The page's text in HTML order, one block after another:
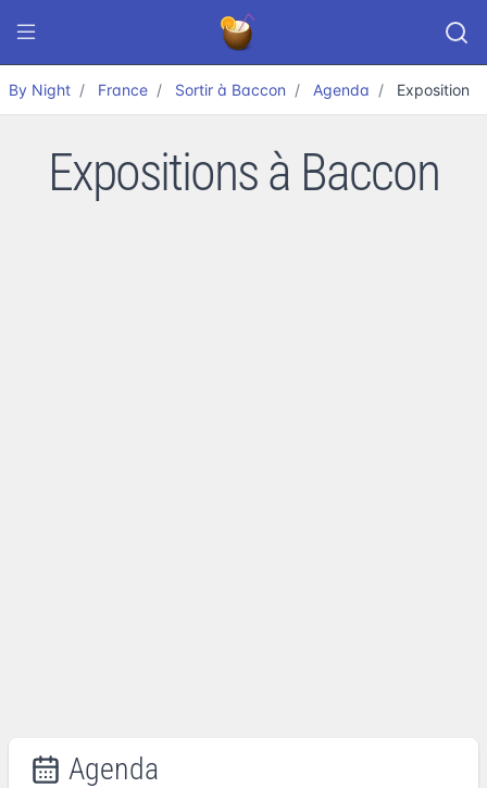
By Night France Sortir à Baccon Agenda Exposition
Expositions à Baccon
Agenda